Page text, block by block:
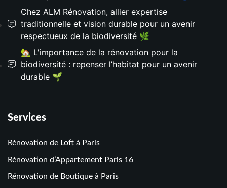
Chez ALM Rénovation, allier expertise
traditionnelle et vision durable pour un avenir
respectueux de la biodiversité 🌿
🏡 L'importance de la rénovation pour la
biodiversité : repenser l’habitat pour un avenir
durable 🌱
Services
Rénovation de Loft à Paris
Rénovation d’Appartement Paris 16
Rénovation de Boutique à Paris